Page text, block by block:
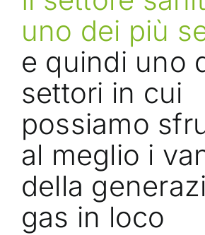
uno dei più
e quindi uno
settori in cui
possiamo
al meglio i
della
gas in loco